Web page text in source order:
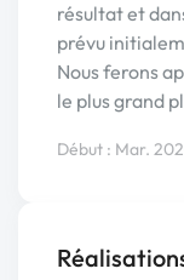
résultat et
prévu
Nous ferons
le plus grand
Début : Mar.